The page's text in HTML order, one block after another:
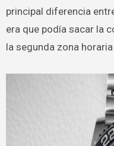
principal diferencia
era que podía sacar la
la segunda zona